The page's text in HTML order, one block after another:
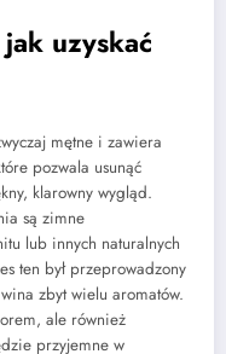
uzyskać
mętne i zawiera
pozwala usunąć
klarowny wygląd.
są zimne
lub innych naturalnych
ten był przeprowadzony
zbyt wielu aromatów.
ale również
przyjemne w